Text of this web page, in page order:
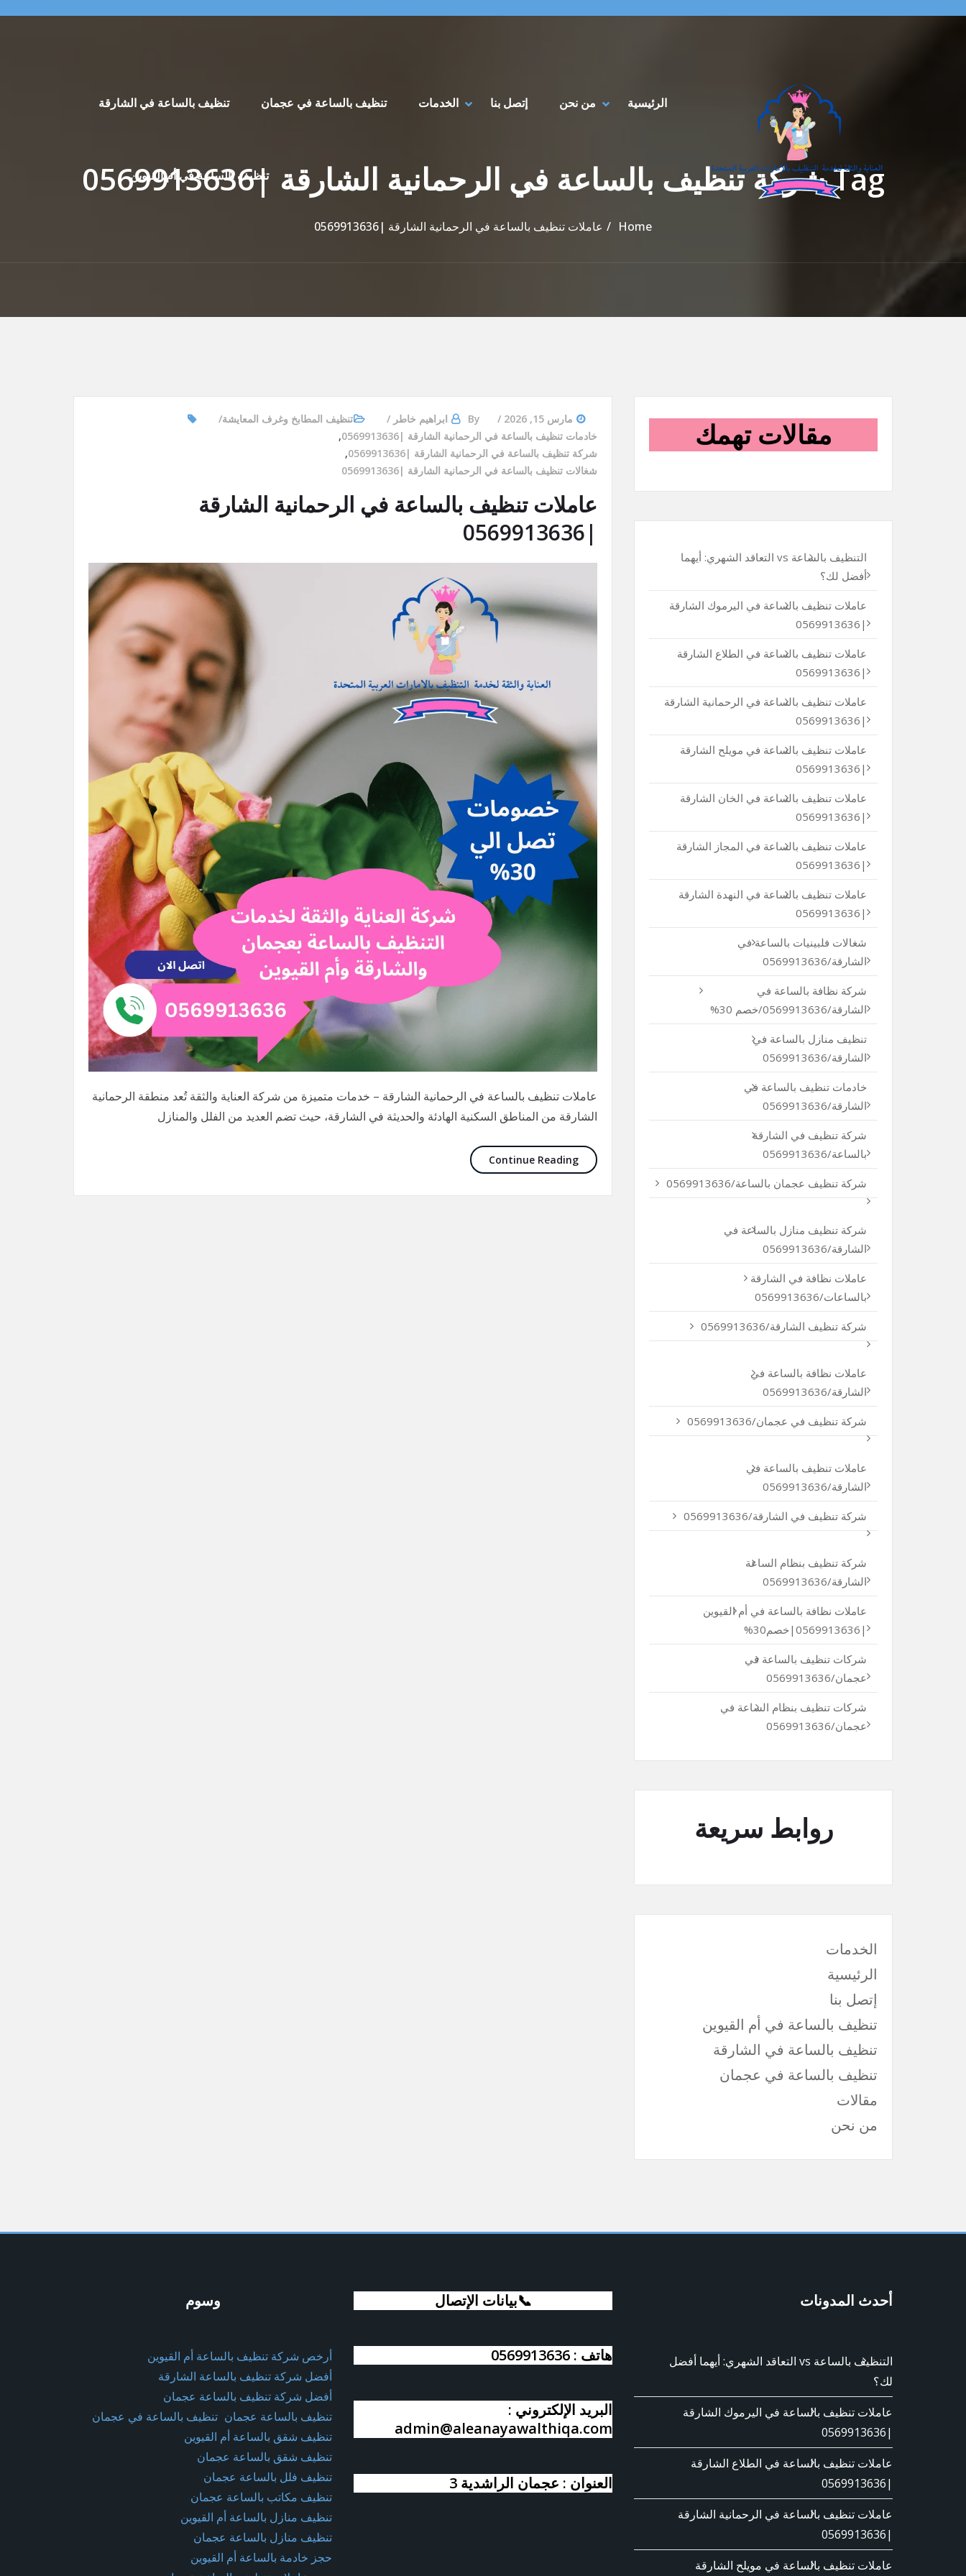
الرئيسية من نحن إتصل بنا الخدمات تنظيف بالساعة في عجمان تنظيف بالساعة في الشارقة
تنظيف بالساعة في أم القيوين Tag شركة تنظيف بالساعة في الرحمانية الشارقة |0569913636
Home عاملات تنظيف بالساعة في الرحمانية الشارقة |0569913636
مارس 15, 2026 By ابراهيم خاطر
تنظيف المطابخ وغرف المعايشة
خادمات تنظيف بالساعة في الرحمانية الشارقة |0569913636
,
شركة تنظيف بالساعة في الرحمانية الشارقة |0569913636
,
شغالات تنظيف بالساعة في الرحمانية الشارقة |0569913636
عاملات تنظيف بالساعة في الرحمانية الشارقة
|0569913636
عاملات تنظيف بالساعة في الرحمانية الشارقة – خدمات متميزة من شركة العناية والثقة تُعد منطقة الرحمانية
الشارقة من المناطق السكنية الهادئة والحديثة في الشارقة، حيث تضم العديد من الفلل والمنازل
Continue Reading
مقالات تهمك
التنظيف بالساعة vs التعاقد الشهري: أيهما
أفضل لك؟
عاملات تنظيف بالساعة في اليرموك الشارقة
|0569913636
عاملات تنظيف بالساعة في الطلاع الشارقة
|0569913636
عاملات تنظيف بالساعة في الرحمانية الشارقة
|0569913636
عاملات تنظيف بالساعة في مويلح الشارقة
|0569913636
عاملات تنظيف بالساعة في الخان الشارقة
|0569913636
عاملات تنظيف بالساعة في المجاز الشارقة
|0569913636
عاملات تنظيف بالساعة في النهدة الشارقة
|0569913636
شغالات فلبينيات بالساعة في
الشارقة/0569913636
شركة نظافة بالساعة في
الشارقة/0569913636/خصم 30%
تنظيف منازل بالساعة في
الشارقة/0569913636
خادمات تنظيف بالساعة في
الشارقة/0569913636
شركة تنظيف في الشارقة
بالساعة/0569913636
شركة تنظيف عجمان بالساعة/0569913636
شركة تنظيف منازل بالساعة في
الشارقة/0569913636
عاملات نظافة في الشارقة
بالساعات/0569913636
شركة تنظيف الشارقة/0569913636
عاملات نظافة بالساعة في
الشارقة/0569913636
شركة تنظيف في عجمان/0569913636
عاملات تنظيف بالساعة في
الشارقة/0569913636
شركة تنظيف في الشارقة/0569913636
شركة تنظيف بنظام الساعة
الشارقة/0569913636
عاملات نظافة بالساعة في أم القيوين
|0569913636|خصم30%
شركات تنظيف بالساعة في
عجمان/0569913636
شركات تنظيف بنظام الساعة في
عجمان/0569913636
روابط سريعة
الخدمات
الرئيسية
إتصل بنا
تنظيف بالساعة في أم القيوين
تنظيف بالساعة في الشارقة
تنظيف بالساعة في عجمان
مقالات
من نحن
وسوم
أرخص شركة تنظيف بالساعة أم القيوين
أفضل شركة تنظيف بالساعة الشارقة
أفضل شركة تنظيف بالساعة عجمان
تنظيف بالساعة عجمان تنظيف بالساعة في عجمان
تنظيف شقق بالساعة أم القيوين
تنظيف شقق بالساعة عجمان
تنظيف فلل بالساعة عجمان
تنظيف مكاتب بالساعة عجمان
تنظيف منازل بالساعة أم القيوين
تنظيف منازل بالساعة عجمان
حجز خادمة بالساعة أم القيوين
📞بيانات الإتصال
هاتف : 0569913636
البريد الإلكتروني :
admin@aleanayawalthiqa.com
العنوان : عجمان الراشدية 3
أحدث المدونات
التنظيف بالساعة vs التعاقد الشهري: أيهما أفضل
لك؟
عاملات تنظيف بالساعة في اليرموك الشارقة
|0569913636
عاملات تنظيف بالساعة في الطلاع الشارقة
|0569913636
عاملات تنظيف بالساعة في الرحمانية الشارقة
|0569913636
عاملات تنظيف بالساعة في مويلح الشارقة